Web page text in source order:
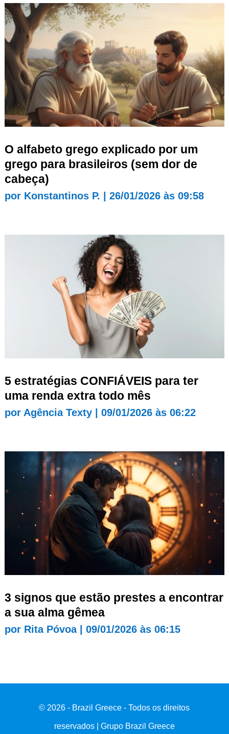
O alfabeto grego explicado por um
grego para brasileiros (sem dor de
cabeça)
por Konstantinos P. 26/01/2026 às 09:58
5 estratégias CONFIÁVEIS para ter
uma renda extra todo mês
por Agência Texty| 09/01/2026 às 06:22
3 signos que estão prestes a encontrar
a sua alma gêmea
por Rita Póvoa| 09/01/2026 às 06:15
© 2026 - Brazil Greece - Todos os direitos
reservados | Grupo Brazil Greece